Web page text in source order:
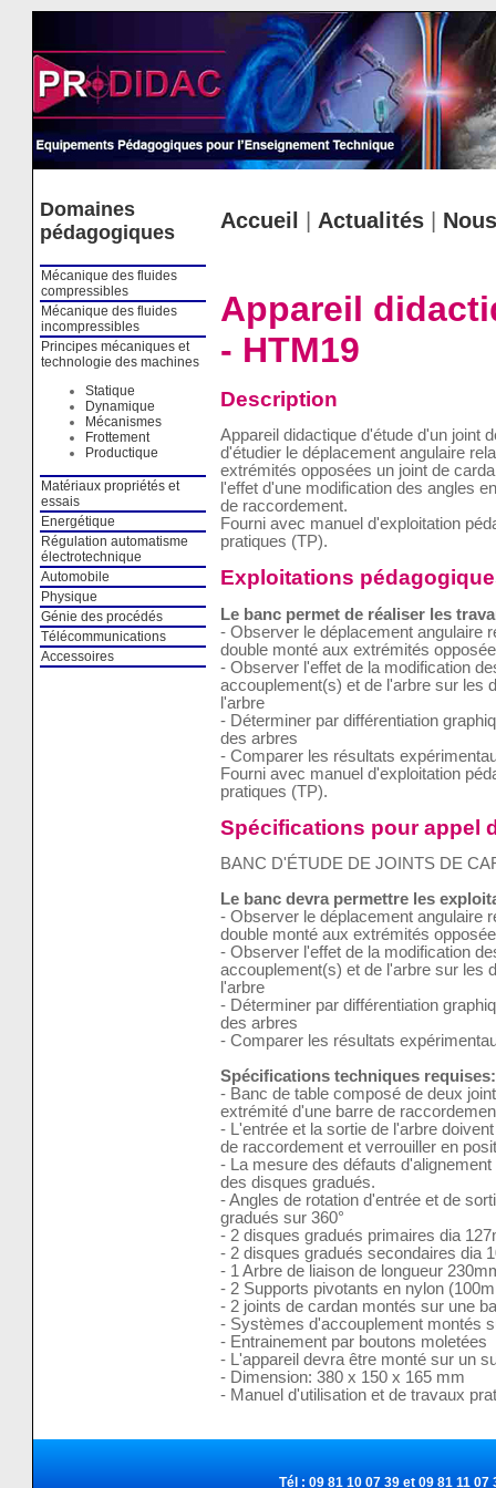
Domaines
pédagogiques
Mécanique des fluides
compressibles
Mécanique des fluides
incompressibles
Principes mécaniques et
technologie des machines
Statique
Dynamique
Mécanismes
Frottement
Productique
Matériaux propriétés et
essais
Energétique
Régulation automatisme
électrotechnique
Automobile
Physique
Génie des procédés
Télécommunications
Accessoires
Accueil Actualités|
Appareil
- HTM19
Description
Appareil didactique d'étude d'un joint
d'étudier le déplacement angulaire
extrémités opposées un joint de
l'effet d'une modification des angles
de raccordement.
Fourni avec manuel d'exploitation
pratiques (TP).
Exploitations
Le banc permet de réaliser les
- Observer le déplacement angulaire
double monté aux extrémités
- Observer l'effet de la modification
accouplement(s) et de l'arbre sur les
l'arbre
- Déterminer par différentiation
des arbres
- Comparer les résultats
Fourni avec manuel d'exploitation
pratiques (TP).
Spécifications pour appel
BANC D'ÉTUDE DE JOINTS DE
Le banc devra permettre les
- Observer le déplacement angulaire
double monté aux extrémités
- Observer l'effet de la modification
accouplement(s) et de l'arbre sur les
l'arbre
- Déterminer par différentiation
des arbres
- Comparer les résultats
Spécifications techniques requises:
- Banc de table composé de deux
extrémité d'une barre de
- L'entrée et la sortie de l'arbre
de raccordement et verrouiller en
- La mesure des défauts
des disques gradués.
- Angles de rotation d'entrée et de
gradués sur 360°
- 2 disques gradués primaires dia
- 2 disques gradués secondaires dia
- 1 Arbre de liaison de longueur
- 2 Supports pivotants en nylon
- 2 joints de cardan montés sur une
- Systèmes d'accouplement montés
- Entrainement par boutons moletées
- L'appareil devra être monté sur un
- Dimension: 380 x 150 x 165 mm
- Manuel d'utilisation et de travaux
Tél : 09 81 10 07 39 et 09 81 11
Cookies management panel